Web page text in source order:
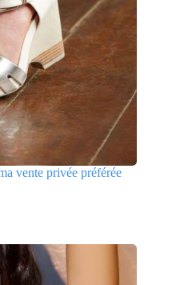
vente privée préférée